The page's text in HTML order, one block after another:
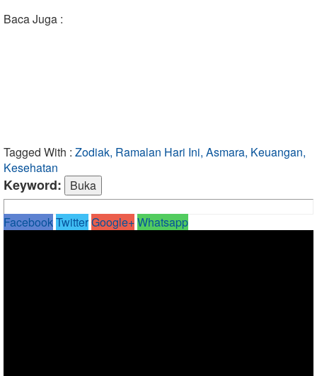
Baca Juga :
Tagged With : Zodiak, Ramalan Hari Ini, Asmara, Keuangan,
Kesehatan
Keyword:
FacebookTwitterGoogle+Whatsapp